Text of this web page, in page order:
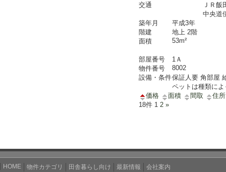
交通
ＪＲ
中央道
築年月
平成3年
階建
地上 2階
面積
53m²
部屋番号
1Ａ
物件番号
8002
設備・条件保証人要 角部屋
ペットは種類に
価格
面積 間取
住所
18件 1 2 »
HOME 物件カテゴリ 田舎暮らし向け 最新情報 会社案内